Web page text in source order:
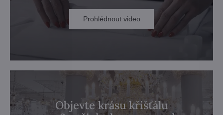
Prohlédnout video
Objevte krásu křišťálu